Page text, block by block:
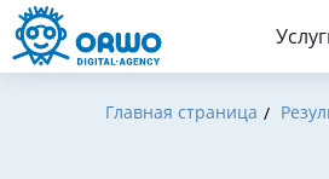
Главная страница